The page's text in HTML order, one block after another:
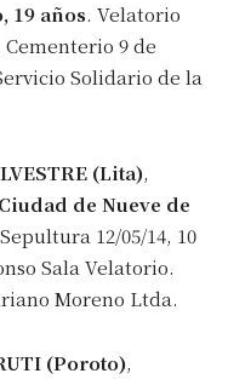
19 años. Velatorio
Cementerio 9 de
Solidario de la
(Lita),
de Nueve de
12/05/14, 10
Sala Velatorio.
Moreno Ltda.
(Poroto),